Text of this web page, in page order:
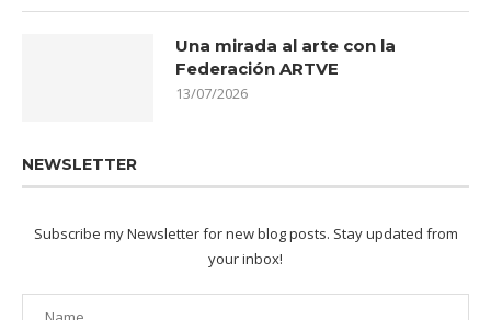
Una mirada al arte con la
Federación ARTVE
13/07/2026
NEWSLETTER
Subscribe my Newsletter for new blog posts. Stay updated from
your inbox!